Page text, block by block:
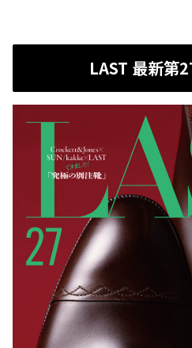
LAST 最新第